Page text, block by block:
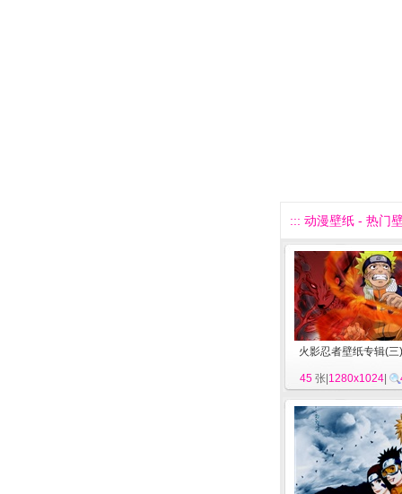
::: 动漫壁纸 - 热门
火影忍者壁纸专辑(三
45 张| 1280x1024